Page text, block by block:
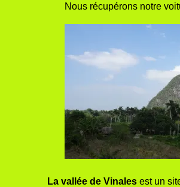
Nous récupérons notre
La vallée de Vinales est un